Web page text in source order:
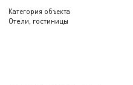
Категория объекта
Отели, гостиницы